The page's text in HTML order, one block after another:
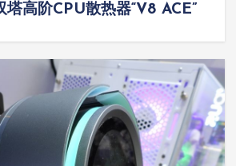
高阶CPU散热器“V8 ACE”